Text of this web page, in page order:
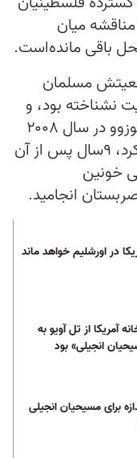
مناقشه میان
باقی مانده‌است.
مسلمان
نشناخته بود، و
اسرائیل هم به همچنین. پارلمان کوزوو در سال ۲۰۰۸
استقلال خود از صربستان را اعلام کرد، ۹سال پس از آن
خونین
انجامید.
در اورشلیم خواهد ماند
آمریکا از تل آویو به
انجیلی» بود
برای مسیحیان انجیلی